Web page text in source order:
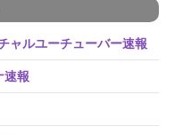
ャルユーチューバー速報
速報